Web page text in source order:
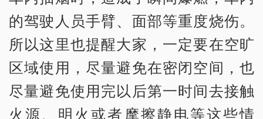
的驾驶人员手臂、面部等重度烧伤。
所以这里也提醒大家，一定要在空旷
区域使用，尽量避免在密闭空间，也
尽量避免使用完以后第一时间去接触
火源、明火或者摩擦静电等这些情